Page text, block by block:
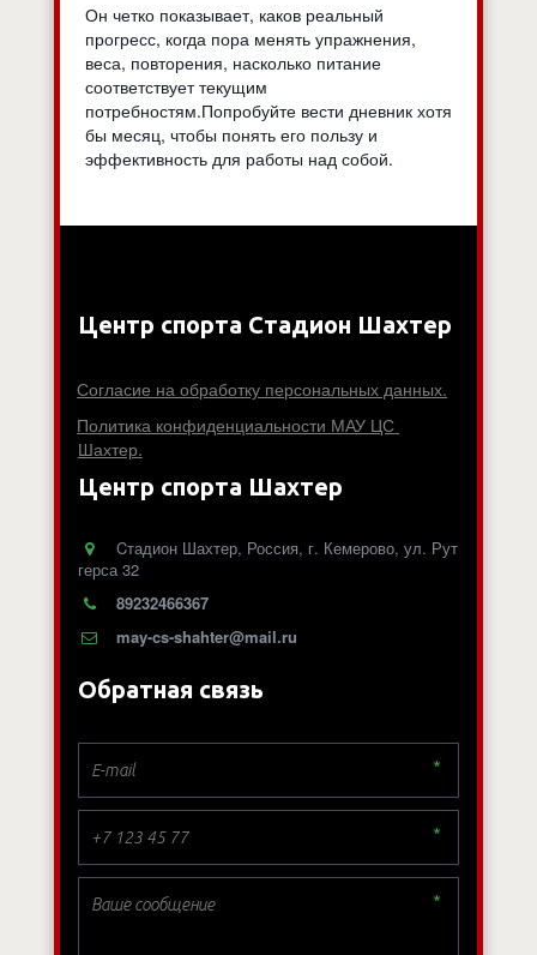
Он четко показывает, каков реальный
прогресс, когда пора менять упражнения,
веса, повторения, насколько питание
соответствует текущим
потребностям.Попробуйте вести дневник хотя
бы месяц, чтобы понять его пользу и
эффективность для работы над собой.
Центр спорта Стадион Шахтер
Согласие на обработку персональных данных.
Политика конфиденциальности МАУ ЦС
Шахтер.
Центр спорта Шахтер
Cтадион Шахтер, Россия, г. Кемерово, ул. Рут
герса 32
89232466367
may-cs-shahter@mail.ru
Обратная связь
*
*
*